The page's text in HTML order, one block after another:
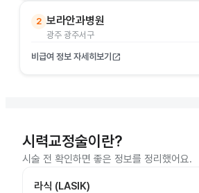
2 보라안과병원
광주 광주서구
비급여 정보 자세히보기 open_in_new
시력교정술이란?
시술 전 확인하면 좋은 정보를 정리했어요.
라식 (LASIK)